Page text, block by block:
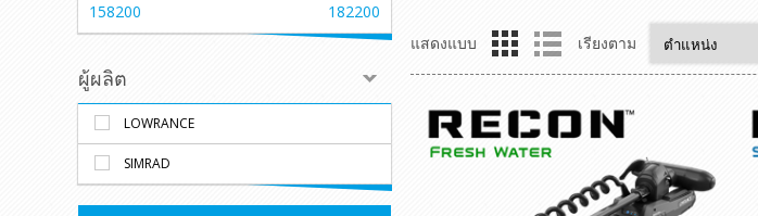
แสดงแบบ เรียงตาม
158200 182200
ผู้ผลิต
LOWRANCE
SIMRAD